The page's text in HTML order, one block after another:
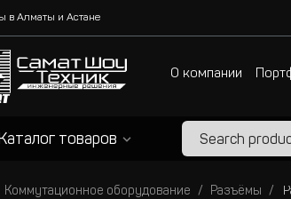
в Алматы и Астане
О компании
товаров
Коммутационное оборудование Разъёмы